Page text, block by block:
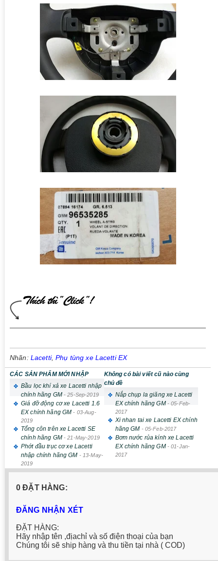
Nhãn: Lacetti,Phụ tùng xe Lacetti EX
CÁC SẢN PHẨM MỚI NHẬP
Bầu lọc khí xả xe Lacetti nhập
chính hãng GM-25-Sep-2019
Giá đỡ động cơ xe Lacetti 1.6
EX chính hãng GM - 03-Aug-
2019
Tổng côn trên xe Lacetti SE
chính hãng GM-21-May-2019
Phớt đầu trục cơ xe Lacetti
nhập chính hãng GM - 13-May-
2019
Không có bài viết cũ nào cùng
chủ đề
Nắp chụp la giăng xe Lacetti
EX chính hãng GM-05-Feb-
2017
Xi nhan tai xe Lacetti EX chính
hãng GM - 05-Feb-2017
Bơm nước rủa kính xe Lacetti
EX chính hãng GM-01-Jan-
2017
0 ĐẶT HÀNG:
ĐĂNG NHẬN XÉT
ĐẶT HÀNG:
Hãy nhập tên ,địachỉ và số điện thoại của bạn
Chúng tôi sẽ ship hàng và thu tiền tại nhà ( COD)